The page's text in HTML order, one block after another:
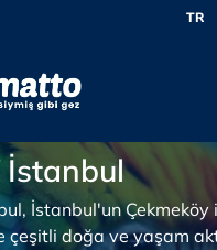
TR
İstanbul
İstanbul'un Çekmeköy
çeşitli doğa ve yaşam